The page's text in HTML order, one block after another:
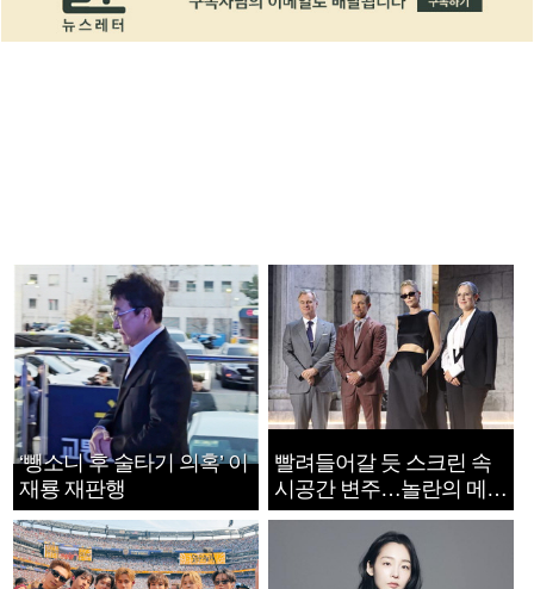
‘뺑소니 후 술타기 의혹’ 이
재룡 재판행
빨려들어갈 듯 스크린 속
시공간 변주…놀란의 메시
지는 ‘전쟁 속죄’